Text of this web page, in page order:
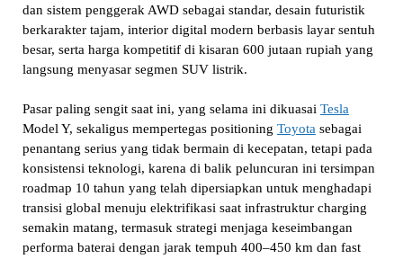
dan sistem penggerak AWD sebagai standar, desain futuristik
berkarakter tajam, interior digital modern berbasis layar sentuh
besar, serta harga kompetitif di kisaran 600 jutaan rupiah yang
langsung menyasar segmen SUV listrik.
Pasar paling sengit saat ini, yang selama ini dikuasai Tesla
Model Y, sekaligus mempertegas positioning Toyota sebagai
penantang serius yang tidak bermain di kecepatan, tetapi pada
konsistensi teknologi, karena di balik peluncuran ini tersimpan
roadmap 10 tahun yang telah dipersiapkan untuk menghadapi
transisi global menuju elektrifikasi saat infrastruktur charging
semakin matang, termasuk strategi menjaga keseimbangan
performa baterai dengan jarak tempuh 400–450 km dan fast